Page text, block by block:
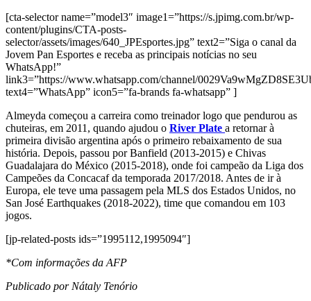
[cta-selector name=”model3″ image1=”https://s.jpimg.com.br/wp-
content/plugins/CTA-posts-
selector/assets/images/640_JPEsportes.jpg” text2=”Siga o canal da
Jovem Pan Esportes e receba as principais notícias no seu
WhatsApp!”
link3=”https://www.whatsapp.com/channel/
text4=”WhatsApp” icon5=”fa-brands fa-whatsapp” ]
Almeyda começou a carreira como treinador logo que pendurou as
chuteiras, em 2011, quando ajudou o River Plate a retornar à
primeira divisão argentina após o primeiro rebaixamento de sua
história. Depois, passou por Banfield (2013-2015) e Chivas
Guadalajara do México (2015-2018), onde foi campeão da Liga dos
Campeões da Concacaf da temporada 2017/2018. Antes de ir à
Europa, ele teve uma passagem pela MLS dos Estados Unidos, no
San José Earthquakes (2018-2022), time que comandou em 103
jogos.
[jp-related-posts ids=”1995112,1995094″]
*Com informações da AFP
Publicado por Nátaly Tenório